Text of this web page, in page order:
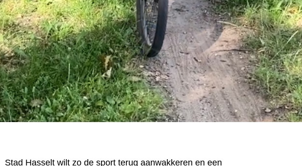
Stad Hasselt wilt zo de sport terug aanwakkeren en een